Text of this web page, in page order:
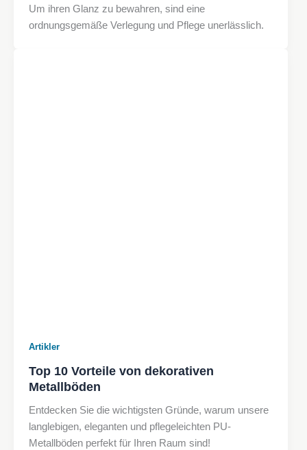
Um ihren Glanz zu bewahren, sind eine
ordnungsgemäße Verlegung und Pflege unerlässlich.
Artikler
Top 10 Vorteile von dekorativen
Metallböden
Entdecken Sie die wichtigsten Gründe, warum unsere
langlebigen, eleganten und pflegeleichten PU-
Metallböden perfekt für Ihren Raum sind!